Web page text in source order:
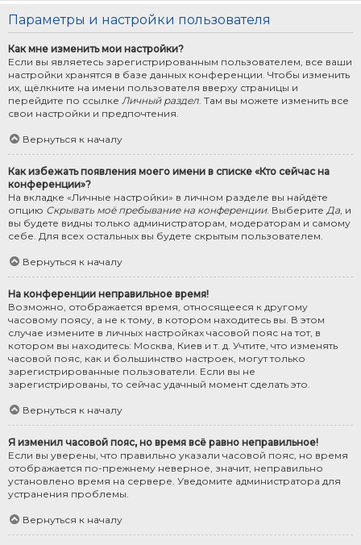
Параметры и настройки пользователя
Как мне изменить мои настройки?
Если вы являетесь зарегистрированным пользователем, все ваши
настройки хранятся в базе данных конференции. Чтобы изменить
их, щёлкните на имени пользователя вверху страницы и
перейдите по ссылке Личный раздел. Там вы можете изменить все
свои настройки и предпочтения.
Вернуться к началу
Как избежать появления моего имени в списке «Кто сейчас на
конференции»?
На вкладке «Личные настройки» в личном разделе вы найдёте
опцию Скрывать моё пребывание на конференции. Выберите Да, и
вы будете видны только администраторам, модераторам и самому
себе. Для всех остальных вы будете скрытым пользователем.
Вернуться к началу
На конференции неправильное время!
Возможно, отображается время, относящееся к другому
часовому поясу, а не к тому, в котором находитесь вы. В этом
случае измените в личных настройках часовой пояс на тот, в
котором вы находитесь: Москва, Киев и т. д. Учтите, что изменять
часовой пояс, как и большинство настроек, могут только
зарегистрированные пользователи. Если вы не
зарегистрированы, то сейчас удачный момент сделать это.
Вернуться к началу
Я изменил часовой пояс, но время всё равно неправильное!
Если вы уверены, что правильно указали часовой пояс, но время
отображается по-прежнему неверное, значит, неправильно
установлено время на сервере. Уведомите администратора для
устранения проблемы.
Вернуться к началу